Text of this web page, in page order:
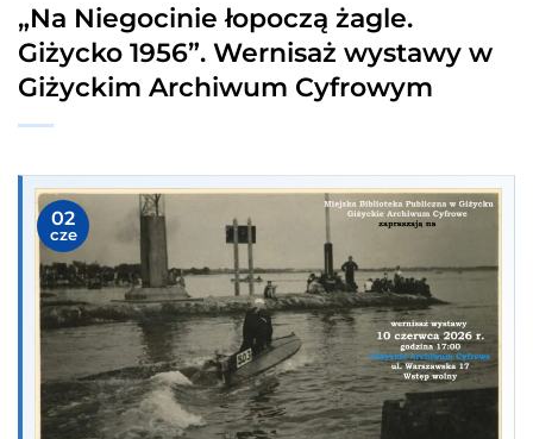
„Na Niegocinie łopoczą żagle.
Giżycko 1956”. Wernisaż wystawy w
Giżyckim Archiwum Cyfrowym
02
cze